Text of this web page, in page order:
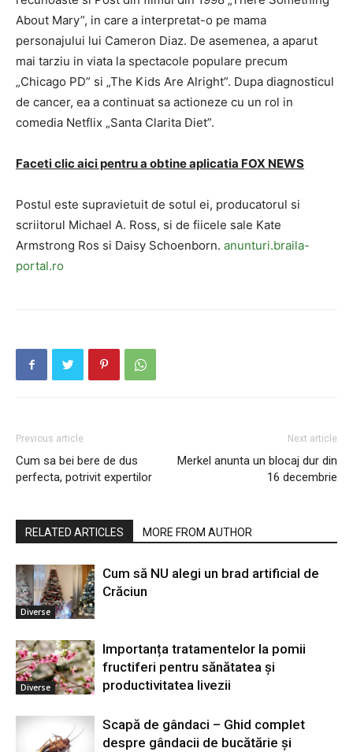
About Mary”, in care a interpretat-o ​​pe mama
personajului lui Cameron Diaz. De asemenea, a aparut
mai tarziu in viata la spectacole populare precum
„Chicago PD” si „The Kids Are Alright”. Dupa diagnosticul
de cancer, ea a continuat sa actioneze cu un rol in
comedia Netflix „Santa Clarita Diet”.
Faceti clic aici pentru a obtine aplicatia FOX NEWS
Postul este supravietuit de sotul ei, producatorul si
scriitorul Michael A. Ross, si de fiicele sale Kate
Armstrong Ros si Daisy Schoenborn. anunturi.braila-
portal.ro
Previous article
Cum sa bei bere de dus
perfecta, potrivit expertilor
Next article
Merkel anunta un blocaj dur din
16 decembrie
RELATED ARTICLES MORE FROM AUTHOR
Diverse
Cum să NU alegi un brad artificial de
Crăciun
Diverse
Importanța tratamentelor la pomii
fructiferi pentru sănătatea și
productivitatea livezii
Scapă de gândaci – Ghid complet
despre gândacii de bucătărie și